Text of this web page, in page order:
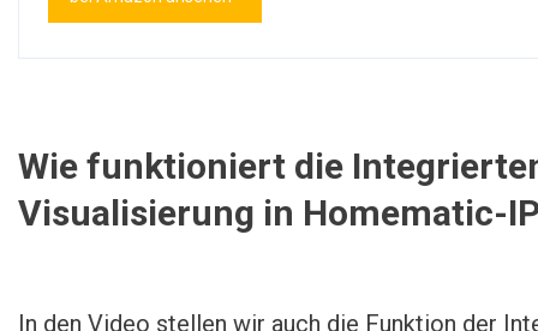
Wie funktioniert die
Visualisierung in Homematic-
In den Video stellen wir auch die Funktion der